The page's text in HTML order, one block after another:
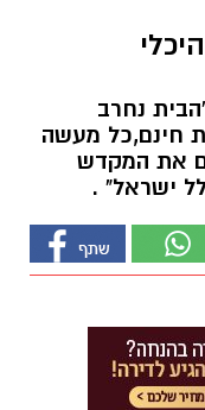
נחרב
חינם,כל מעשה
את המקדש
ישראל" .